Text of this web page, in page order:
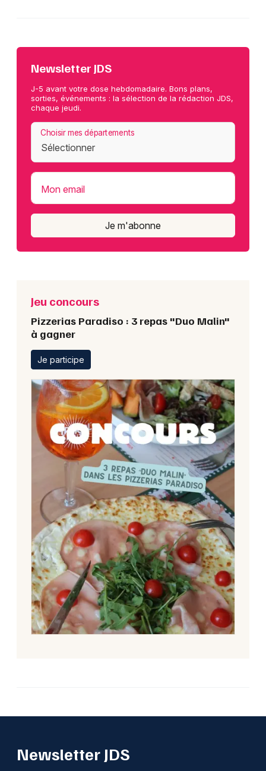
Newsletter JDS
J-5 avant votre dose hebdomadaire. Bons plans,
sorties, événements : la sélection de la rédaction JDS,
chaque jeudi.
Choisir mes départements
Mon email
Je m'abonne
Jeu concours
Pizzerias Paradiso : 3 repas "Duo Malin"
à gagner
Je participe
Newsletter JDS